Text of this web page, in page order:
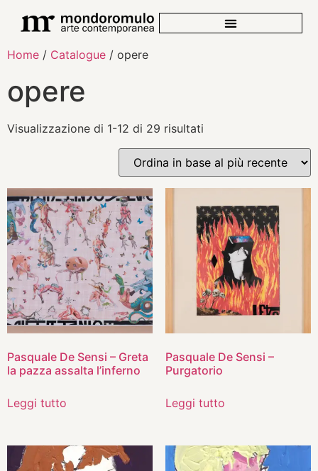
Home / Catalogue / opere
opere
Visualizzazione di 1-12 di 29 risultati
Pasquale De Sensi – Greta
la pazza assalta l’inferno
Leggi tutto
Pasquale De Sensi –
Purgatorio
Leggi tutto